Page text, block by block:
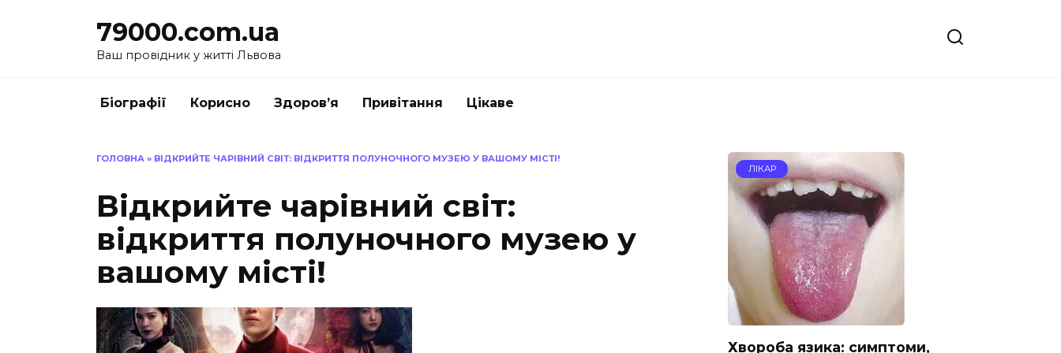
79000.com.ua
Ваш провідник у житті Львова
Біографії Корисно Здоров’я Привітання Цікаве
ГОЛОВНА » ВІДКРИЙТЕ ЧАРІВНИЙ СВІТ: ВІДКРИТТЯ ПОЛУНОЧНОГО МУЗЕЮ У ВАШОМУ МІСТІ!
Відкрийте чарівний світ:
відкриття полуночного музею у
вашому місті!
ЛІКАР
Хвороба язика: симптоми,